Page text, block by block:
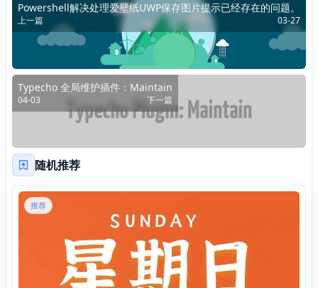
Powershell解决处理爱壁纸UWP保存图片提示已经存在的问题。
上一篇 03-27
Typecho 全局维护插件：Maintain
04-03 下一篇
随机推荐
推荐